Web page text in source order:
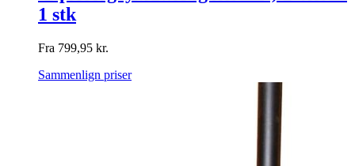
1 stk
Fra 799,95 kr.
Sammenlign priser